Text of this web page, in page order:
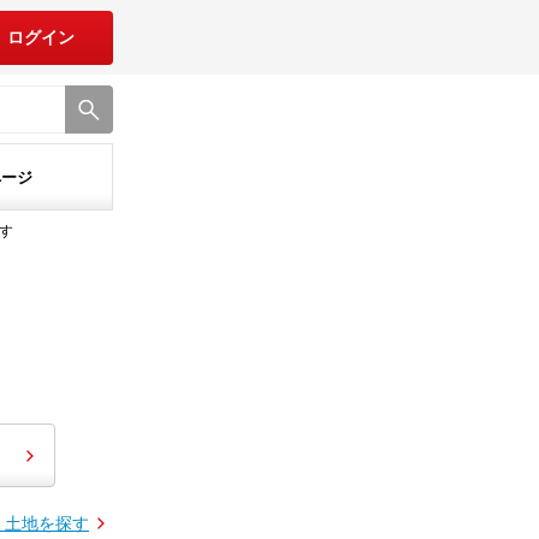
ログイン
ジ
地を探す